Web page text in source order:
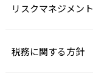
リスクマネジメント
税務に関する方針